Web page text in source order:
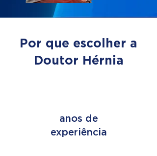
Por que escolher a
Doutor Hérnia
anos de
experiência